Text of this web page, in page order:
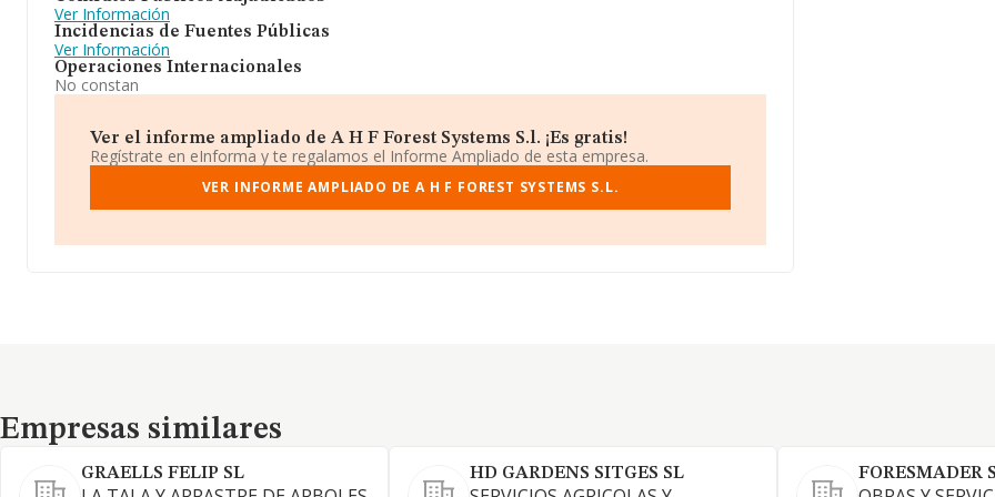
Ver Información
Incidencias de Fuentes Públicas
Ver Información
Operaciones Internacionales
No constan
Ver el informe ampliado de A H F Forest Systems S.l. ¡Es gratis!
Regístrate en eInforma y te regalamos el Informe Ampliado de esta empresa.
VER INFORME AMPLIADO DE A H F FOREST SYSTEMS S.L.
Empresas similares
Empresas similares
GRAELLS FELIP SL HD GARDENS SITGES SL FORESMADER